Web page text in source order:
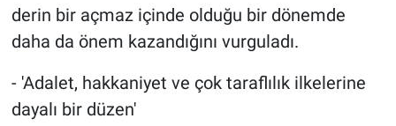
derin bir açmaz içinde olduğu bir dönemde
daha da önem kazandığını vurguladı.
- 'Adalet, hakkaniyet ve çok taraflılık ilkelerine
dayalı bir düzen'